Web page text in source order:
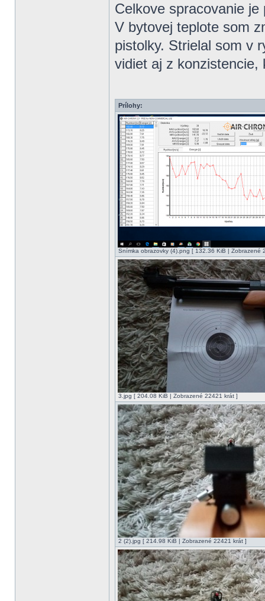
Celkove spracovanie
V bytovej teplote som
pistolky. Strielal som v
vidiet aj z konzistencie,
Prílohy:
Snímka obrazovky (4).png [ 132.36 KiB | Zobrazené
3.jpg [ 204.08 KiB | Zobrazené 22421 krát ]
2 (2).jpg [ 214.98 KiB | Zobrazené 22421 krát ]